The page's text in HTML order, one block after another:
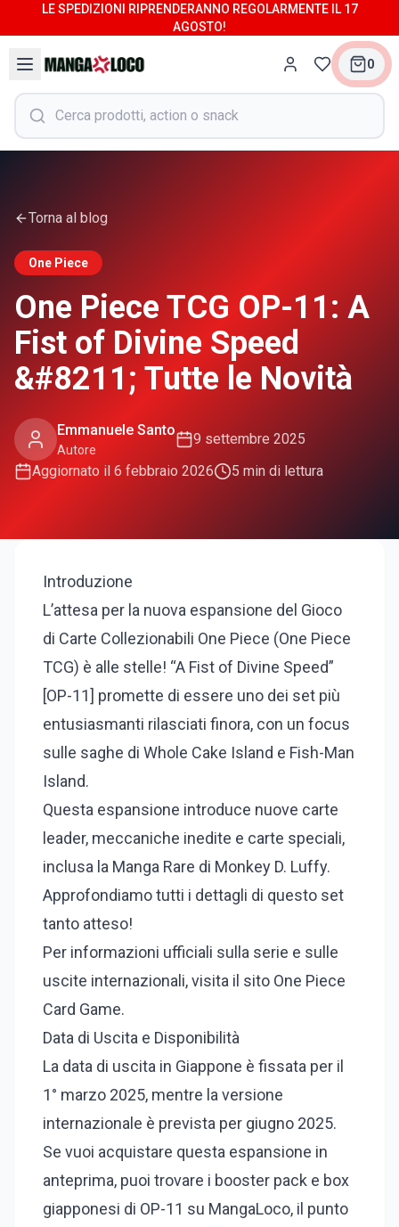
LE SPEDIZIONI RIPRENDERANNO REGOLARMENTE IL 17
AGOSTO!
0
Torna al blog
One Piece
One Piece TCG OP-11: A
Fist of Divine Speed
&#8211; Tutte le Novità
Emmanuele Santo
Autore
9 settembre 2025
Aggiornato il 6 febbraio 2026 5 min di lettura
Introduzione
L’attesa per la nuova espansione del Gioco
di Carte Collezionabili One Piece (One Piece
TCG) è alle stelle! “A Fist of Divine Speed”
[OP-11] promette di essere uno dei set più
entusiasmanti rilasciati finora, con un focus
sulle saghe di Whole Cake Island e Fish-Man
Island.
Questa espansione introduce nuove carte
leader, meccaniche inedite e carte speciali,
inclusa la Manga Rare di Monkey D. Luffy.
Approfondiamo tutti i dettagli di questo set
tanto atteso!
Per informazioni ufficiali sulla serie e sulle
uscite internazionali, visita il sito One Piece
Card Game.
Data di Uscita e Disponibilità
La data di uscita in Giappone è fissata per il
1° marzo 2025, mentre la versione
internazionale è prevista per giugno 2025.
Se vuoi acquistare questa espansione in
anteprima, puoi trovare i booster pack e box
giapponesi di OP-11 su MangaLoco, il punto